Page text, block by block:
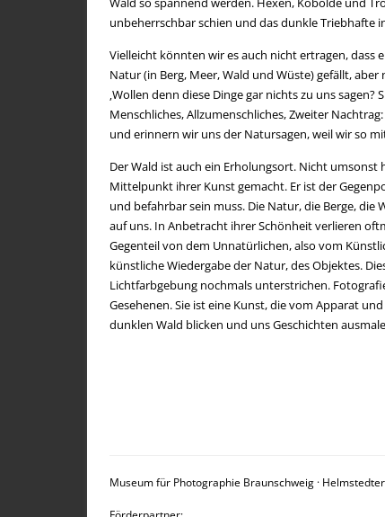
unbeherrschbar schien und das dunkle Triebhafte
Vielleicht könnten wir es auch nicht ertragen, dass
Natur (in Berg, Meer, Wald und Wüste) gefällt,
‚Wollen denn diese Dinge gar nichts zu uns sagen?
Menschliches, Allzumenschliches, Zweiter
und erinnern wir uns der Natursagen, weil wir so
Der Wald ist auch ein Erholungsort. Nicht
Mittelpunkt ihrer Kunst gemacht. Er ist der
und befahrbar sein muss. Die Natur, die Berge, die
auf uns. In Anbetracht ihrer Schönheit verlieren
Gegenteil von dem Unnatürlichen, also vom
künstliche Wiedergabe der Natur, des Objektes.
Lichtfarbgebung nochmals unterstrichen.
Gesehenen. Sie ist eine Kunst, die vom Apparat
dunklen Wald blicken und uns Geschichten
Museum für Photographie Braunschweig ·